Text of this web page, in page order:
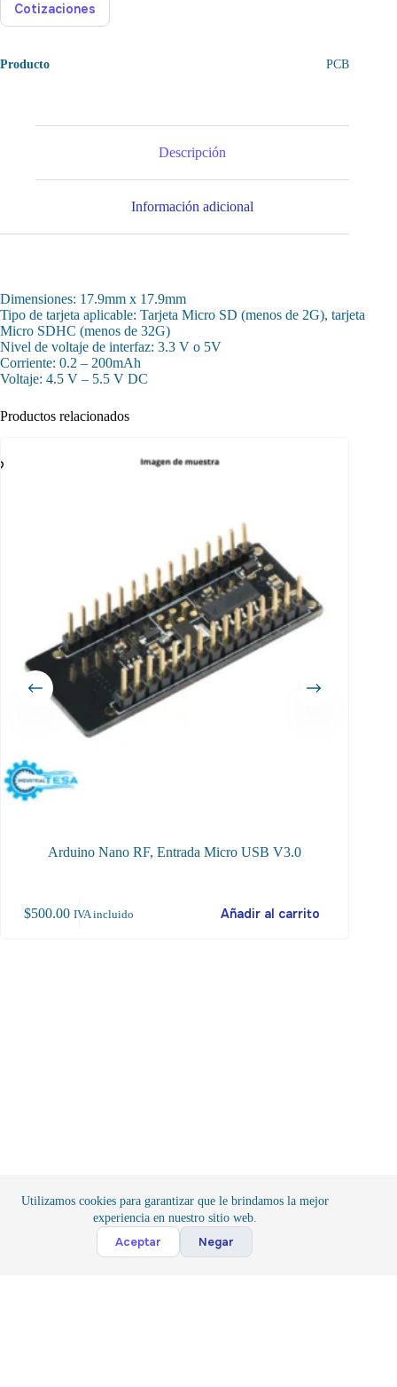
Utilizamos cookies para garantizar que le brindamos la mejor
experiencia en nuestro sitio web.
Aceptar Negar
Cotizaciones
Producto PCB
Descripción
Información adicional
Dimensiones: 17.9mm x 17.9mm
Tipo de tarjeta aplicable: Tarjeta Micro SD (menos de 2G), tarjeta
Micro SDHC (menos de 32G)
Nivel de voltaje de interfaz: 3.3 V o 5V
Corriente: 0.2 – 200mAh
Voltaje: 4.5 V – 5.5 V DC
Productos relacionados
Arduino Nano RF, Entrada Micro USB V3.0
$500.00 IVA incluido Añadir al carrito